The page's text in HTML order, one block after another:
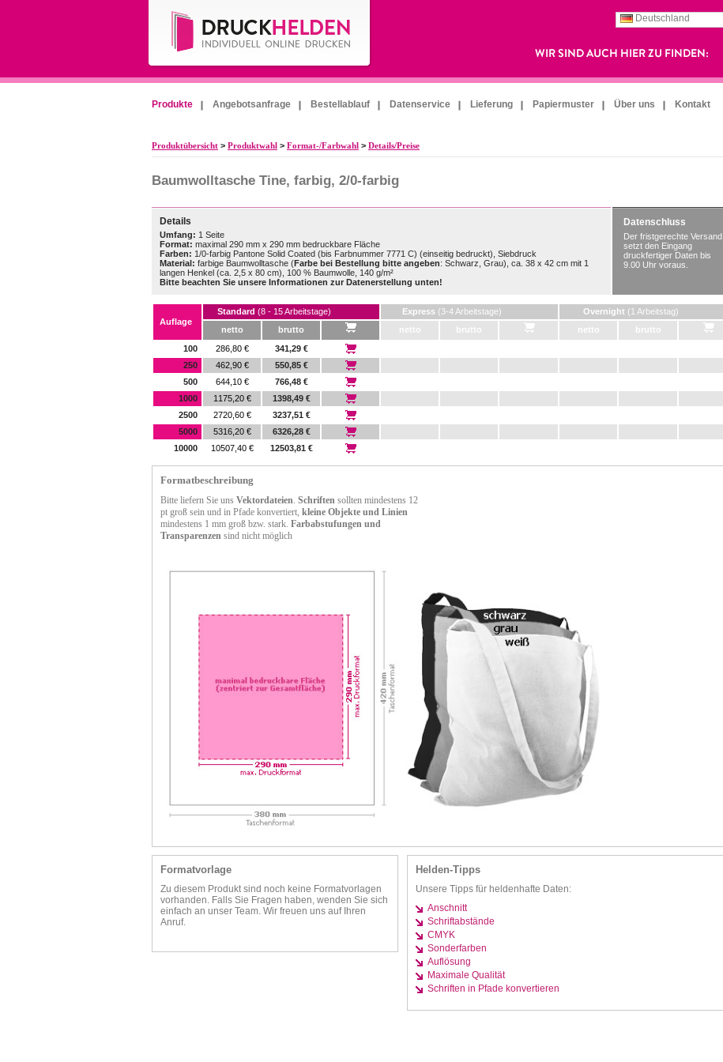
Deutschland
Produkte Angebotsanfrage Bestellablauf Datenservice Lieferung Papiermuster Über uns Kontakt
Produktübersicht > Produktwahl > Format-/Farbwahl > Details/Preise
Baumwolltasche Tine, farbig, 2/0-farbig
Details
Umfang: 1 Seite
Format: maximal 290 mm x 290 mm bedruckbare Fläche
Farben: 1/0-farbig Pantone Solid Coated (bis Farbnummer 7771 C) (einseitig bedruckt), Siebdruck
Material: farbige Baumwolltasche (Farbe bei Bestellung bitte angeben: Schwarz, Grau), ca. 38 x 42 cm mit 1
langen Henkel (ca. 2,5 x 80 cm), 100 % Baumwolle, 140 g/m²
Bitte beachten Sie unsere Informationen zur Datenerstellung unten!
Datenschluss
Der fristgerechte Versand
setzt den Eingang
druckfertiger Daten bis
9.00 Uhr voraus.
Auflage
Standard (8 - 15 Arbeitstage) Express (3-4 Arbeitstage) Overnight(1 Arbeitstag)
netto
brutto netto brutto netto
brutto
100
286,80 €
341,29 €
250
462,90 €
550,85 €
500
644,10 €
766,48 €
1000
1175,20 €
1398,49 €
2500
2720,60 €
3237,51 €
5000
5316,20 €
6326,28 €
10000
10507,40 € 12503,81 €
Formatbeschreibung
Bitte liefern Sie uns Vektordateien. Schriften sollten mindestens 12
pt groß sein und in Pfade konvertiert, kleine Objekte und Linien
mindestens 1 mm groß bzw. stark. Farbabstufungen und
Transparenzen sind nicht möglich
Formatvorlage
Zu diesem Produkt sind noch keine Formatvorlagen
vorhanden. Falls Sie Fragen haben, wenden Sie sich
einfach an unser Team. Wir freuen uns auf Ihren
Anruf.
Helden-Tipps
Unsere Tipps für heldenhafte Daten:
Anschnitt
Schriftabstände
CMYK
Sonderfarben
Auflösung
Maximale Qualität
Schriften in Pfade konvertieren